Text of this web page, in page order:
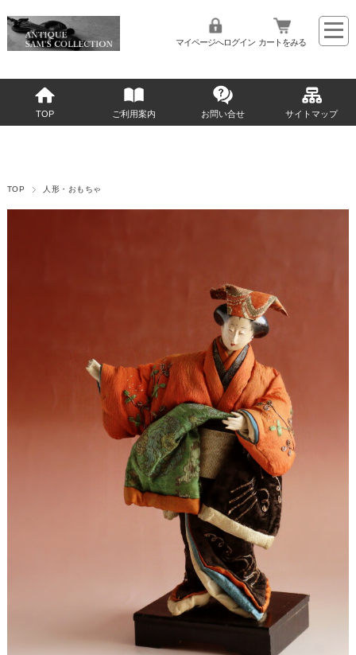
マイページへログイン カートをみる
TOP ご利用案内 お問い合せ サイトマップ
TOP 人形・おもちゃ